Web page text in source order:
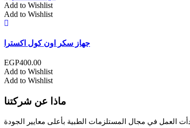
Add to Wishlist
Add to Wishlist
جهاز سكر اون كول اكسترا
EGP400.00
Add to Wishlist
Add to Wishlist
ماذا عن شركتنا
العمل في مجال المستلزمات الطبية بأعلى معايير الجودة